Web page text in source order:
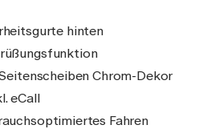
hinten
Chrom-Dekor
eCall
Fahren